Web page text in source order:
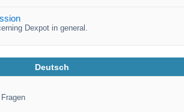
Dexpot in general.
Deutsch